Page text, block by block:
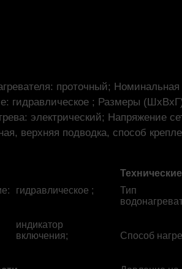
проточный;
гидравлическое ; Размеры
электрический; Напряжение
верхняя подводка, способ
: гидравлическое ;
индикатор
включения;
Тип
Способ